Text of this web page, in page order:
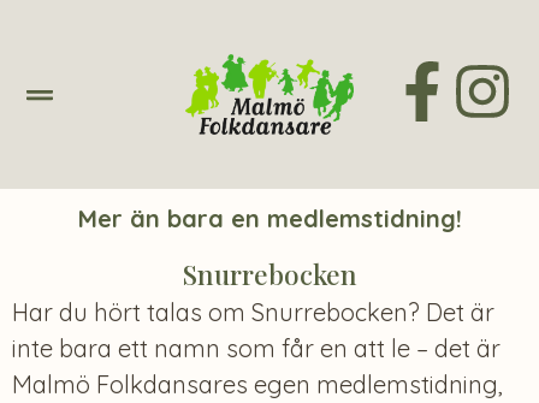
Mer än bara en medlemstidning!
Snurrebocken
Har du hört talas om Snurrebocken? Det är
inte bara ett namn som får en att le – det är
Malmö Folkdansares egen medlemstidning,